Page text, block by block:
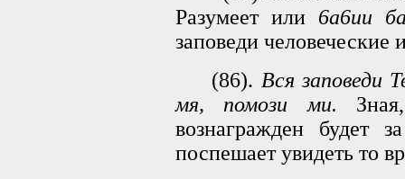
Разумеет или 6a6иu
заповеди человеческие
(86). Вся заповеди
мя, помози ми.
вознагражден будет
поспешает увидеть то